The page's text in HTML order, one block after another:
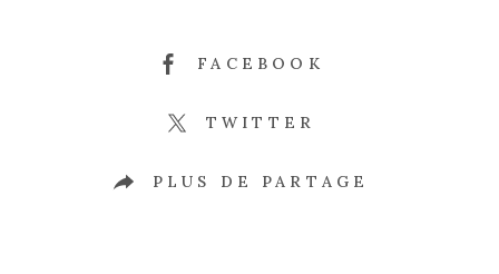
FACEBOOK
TWITTER
PLUS DE PARTAGE